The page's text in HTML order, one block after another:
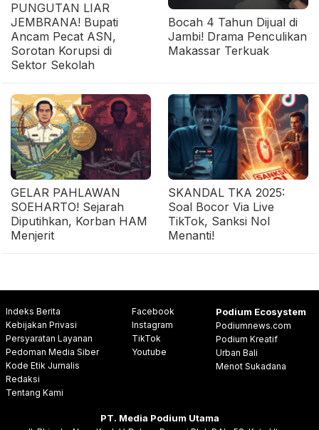
PUNGUTAN LIAR
JEMBRANA! Bupati
Ancam Pecat ASN,
Sorotan Korupsi di
Sektor Sekolah
Bocah 4 Tahun Dijual di
Jambi! Drama Penculikan
Makassar Terkuak
GELAR PAHLAWAN
SOEHARTO! Sejarah
Diputihkan, Korban HAM
Menjerit
SKANDAL TKA 2025:
Soal Bocor Via Live
TikTok, Sanksi Nol
Menanti!
Indeks Berita
Kebijakan Privasi
Persyaratan Layanan
Pedoman Media Siber
Kode Etik Jurnalis
Redaksi
Tentang Kami
Facebook
Instagram
TikTok
Youtube
Podium Ecosystem
Podiumnews.com
Podium Kreatif
Urban Bali
Menot Sukadana
PT. Media Podium Utama